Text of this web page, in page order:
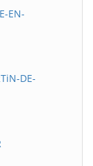
EN-
DE-